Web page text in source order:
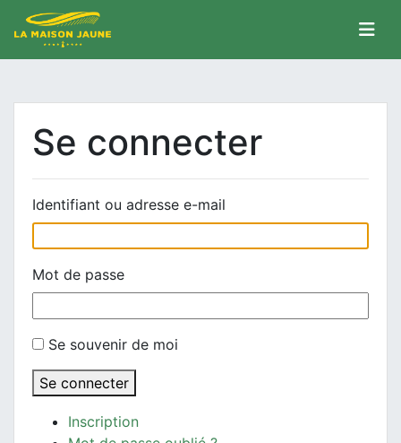
Se connecter
Identifiant ou adresse e-mail
Mot de passe
Se souvenir de moi
Se connecter
Inscription